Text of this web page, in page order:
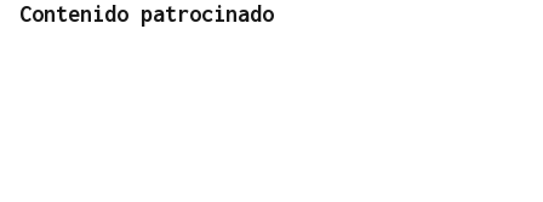
Contenido patrocinado